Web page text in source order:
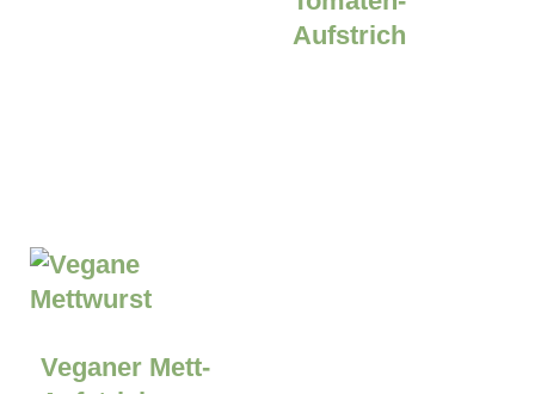
Aufstrich
Veganer Mett-